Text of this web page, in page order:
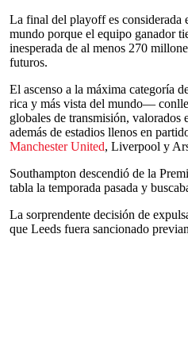
La final del playoff es considerada
mundo porque el equipo ganador
inesperada de al menos 270
futuros.
El ascenso a la máxima categoría
rica y más vista del mundo—
globales de transmisión, valorados
además de estadios llenos en
Manchester United, Liverpool y
Southampton descendió de la
tabla la temporada pasada y
La sorprendente decisión de
que Leeds fuera sancionado